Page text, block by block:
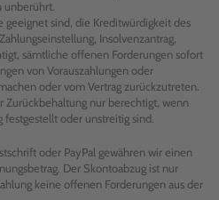
sind, die Kreditwürdigkeit des
Insolvenzantrag,
sämtliche offenen Forderungen sofort
von Vorauszahlungen oder
oder vom Vertrag zurückzutreten.
Zurückbehaltung nur berechtigt, wenn
oder unstreitig sind.
oder PayPal gewähren wir einen
Der Skontoabzug ist nur
keine offenen Forderungen aus der